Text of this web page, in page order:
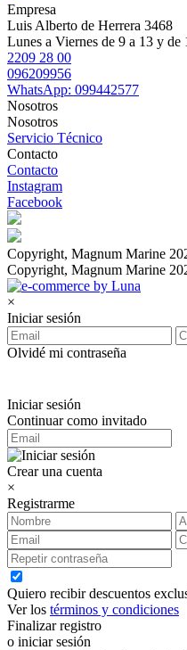
Empresa
Luis Alberto de Herrera 3468
Lunes a Viernes de 9 a 13 y de
2209 28 00
096209956
WhatsApp: 099442577
Nosotros
Nosotros
Servicio Técnico
Contacto
Contacto
Instagram
Facebook
Copyright, Magnum Marine
Copyright, Magnum Marine
×
Iniciar sesión
Olvidé mi contraseña
Iniciar sesión
Continuar como invitado
Crear una cuenta
×
Registrarme
Quiero recibir descuentos
Ver los términos y condiciones
Finalizar registro
o iniciar sesión